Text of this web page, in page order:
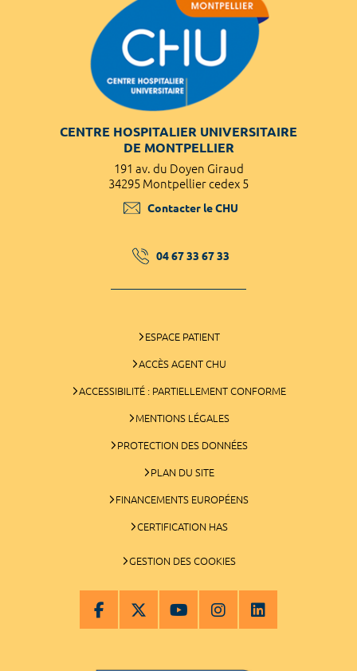
CENTRE HOSPITALIER UNIVERSITAIRE
DE MONTPELLIER
191 av. du Doyen Giraud
34295 Montpellier cedex 5
Contacter le CHU
04 67 33 67 33
ESPACE PATIENT
ACCÈS AGENT CHU
ACCESSIBILITÉ : PARTIELLEMENT CONFORME
MENTIONS LÉGALES
PROTECTION DES DONNÉES
PLAN DU SITE
FINANCEMENTS EUROPÉENS
CERTIFICATION HAS
GESTION DES COOKIES